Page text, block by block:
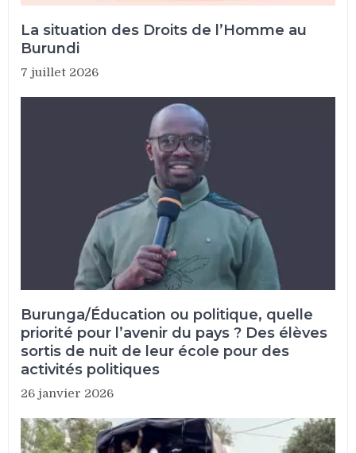
La situation des Droits de l’Homme au
Burundi
7 juillet 2026
Burunga/Éducation ou politique, quelle
priorité pour l’avenir du pays ? Des élèves
sortis de nuit de leur école pour des
activités politiques
26 janvier 2026